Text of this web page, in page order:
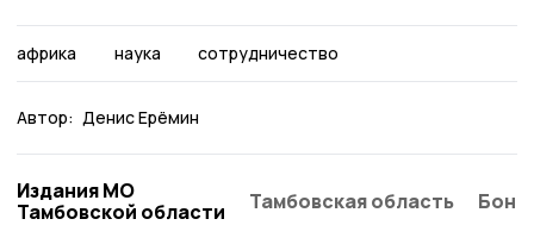
африка наука сотрудничество
Автор: Денис Ерёмин
Издания МО
Тамбовской области
Тамбовская область